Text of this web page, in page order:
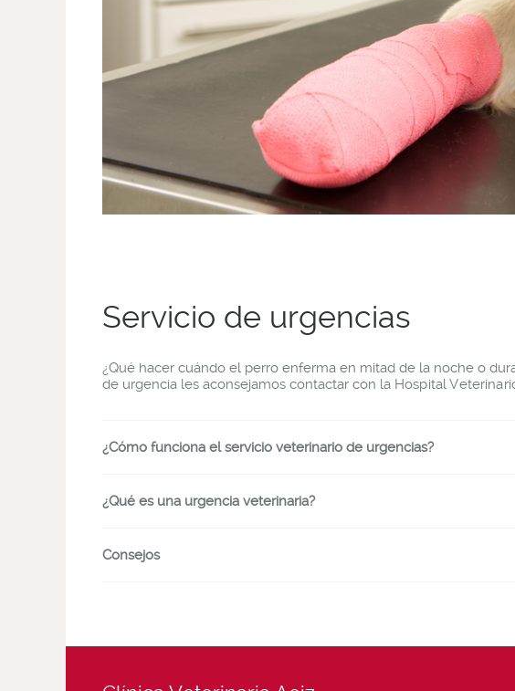
Servicio de urgencias
¿Qué hacer cuándo el perro enferma en mitad de la noche o
de urgencia les aconsejamos contactar con la Hospital
¿Cómo funciona el servicio veterinario de urgencias?
¿Qué es una urgencia veterinaria?
Consejos